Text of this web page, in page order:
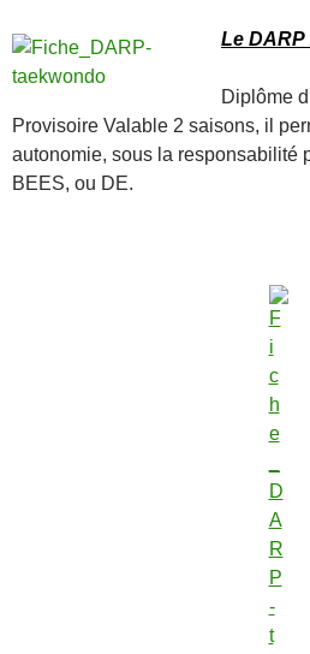
Le DARP
Diplôme
Provisoire Valable 2 saisons, il
autonomie, sous la responsabilité
BEES, ou DE.